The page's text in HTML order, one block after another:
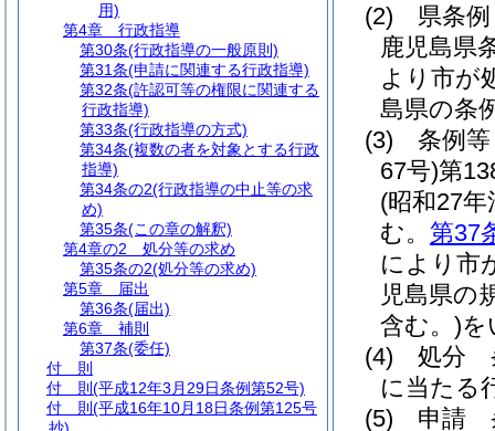
(2)
県条
鹿児島県
より市が
島県の条
(3)
条例
67号)第
(昭和27
む。 第37
により市
児島県の
含む。)を
(4)
処分
に当たる
(5)
申請
用)
第4章
行政指導
第30条(行政指導の一般原則)
第31条(申請に関連する行政指導)
第32条(許認可等の権限に関連する
行政指導)
第33条(行政指導の方式)
第34条(複数の者を対象とする行政
指導)
第34条の2(行政指導の中止等の求
め)
第35条(この章の解釈)
第4章の2
処分等の求め
第35条の2(処分等の求め)
第5章
届出
第36条(届出)
第6章
補則
第37条(委任)
付 則
付 則 (平成12年3月29日条例第52号)
付 則 (平成16年10月18日条例第125号